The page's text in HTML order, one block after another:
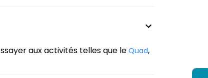
aux activités telles que le Quad,